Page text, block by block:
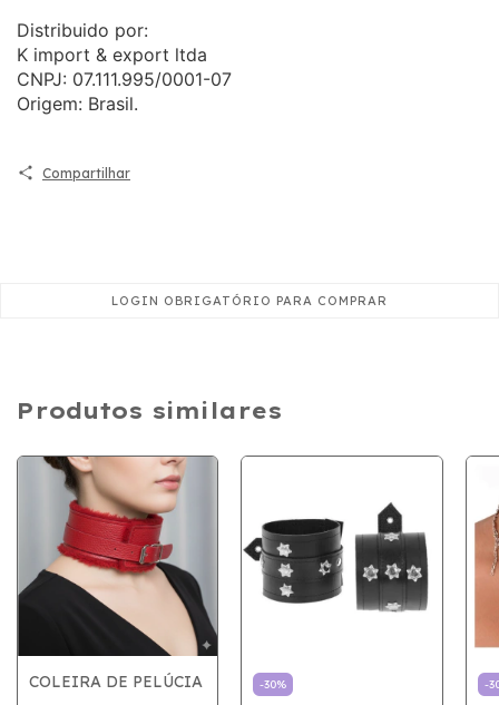
Distribuido por:
K import & export ltda
CNPJ: 07.111.995/0001-07
Origem: Brasil.
Compartilhar
Produtos similares
COLEIRA DE PELÚCIA -30% -